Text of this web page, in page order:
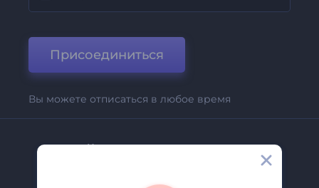
Присоединиться
Вы можете отписаться в любое время
Компания